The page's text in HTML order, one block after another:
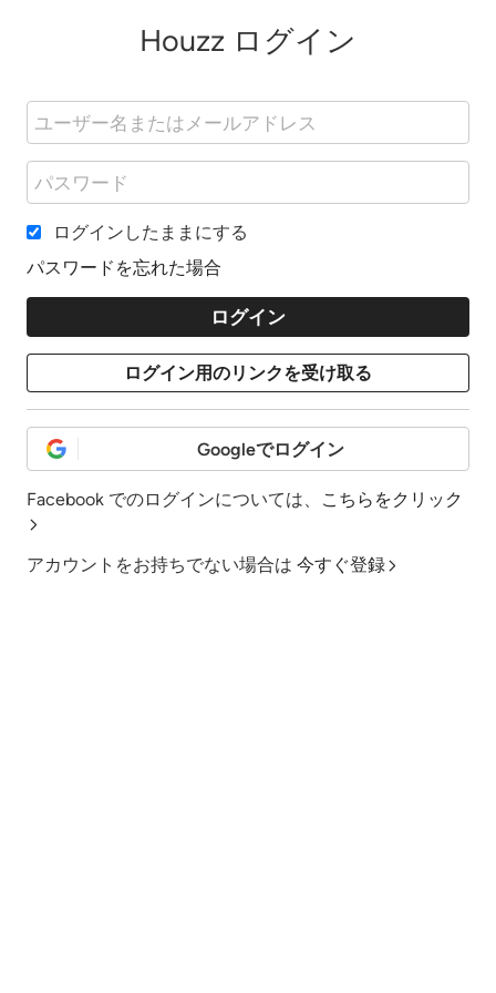
Houzz ログイン
ログインしたままにする
パスワードを忘れた場合
Googleでログイン
Facebook でのログインについては、 こちらをクリック
アカウントをお持ちでない場合は 今すぐ登録